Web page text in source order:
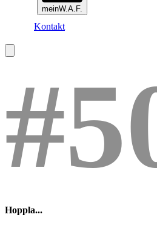
meinW.A.F.
Kontakt
Hoppla...